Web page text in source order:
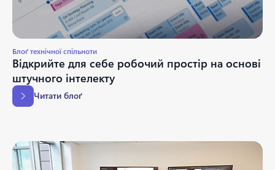
Блоґ технічної спільноти
Відкрийте для себе робочий простір на основі
штучного інтелекту
Читати блоґ